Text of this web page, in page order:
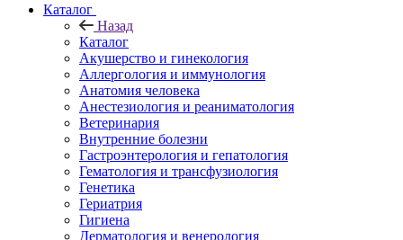
Каталог
Назад
Каталог
Акушерство и гинекология
Аллергология и иммунология
Анатомия человека
Анестезиология и реаниматология
Ветеринария
Внутренние болезни
Гастроэнтерология и гепатология
Гематология и трансфузиология
Генетика
Гериатрия
Гигиена
Дерматология и венерология